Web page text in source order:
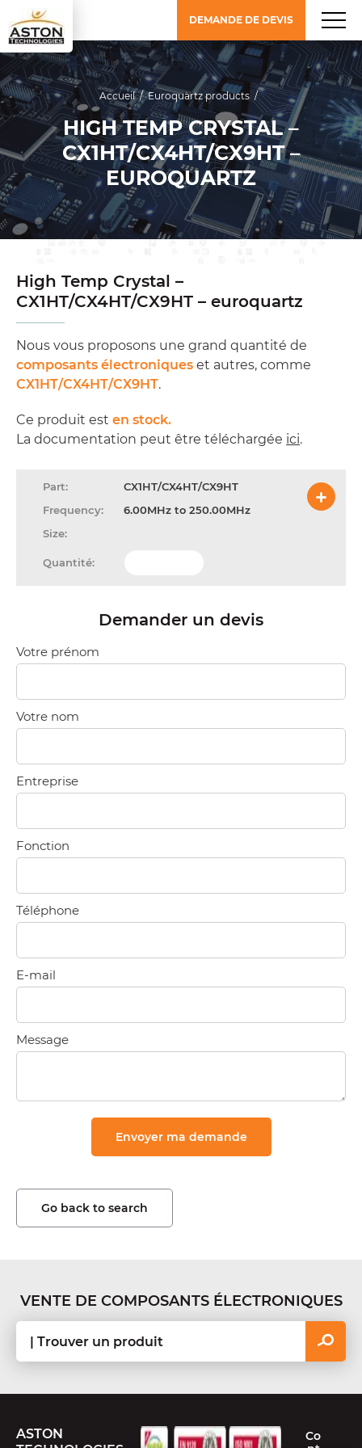
DEMANDE DE DEVIS
Accueil / Euroquartz products /
HIGH TEMP CRYSTAL –
CX1HT/CX4HT/CX9HT –
EUROQUARTZ
High Temp Crystal –
CX1HT/CX4HT/CX9HT – euroquartz
Nous vous proposons une grand quantité de
composants électroniques et autres, comme
CX1HT/CX4HT/CX9HT.
Ce produit est en stock.
La documentation peut être téléchargée ici.
CX1HT/CX4HT/CX9HT
6.00MHz to 250.00MHz
Demander un devis
Votre prénom
Votre nom
Entreprise
Fonction
Téléphone
E-mail
Message
Go back to search
VENTE DE COMPOSANTS ÉLECTRONIQUES
ASTON
Co